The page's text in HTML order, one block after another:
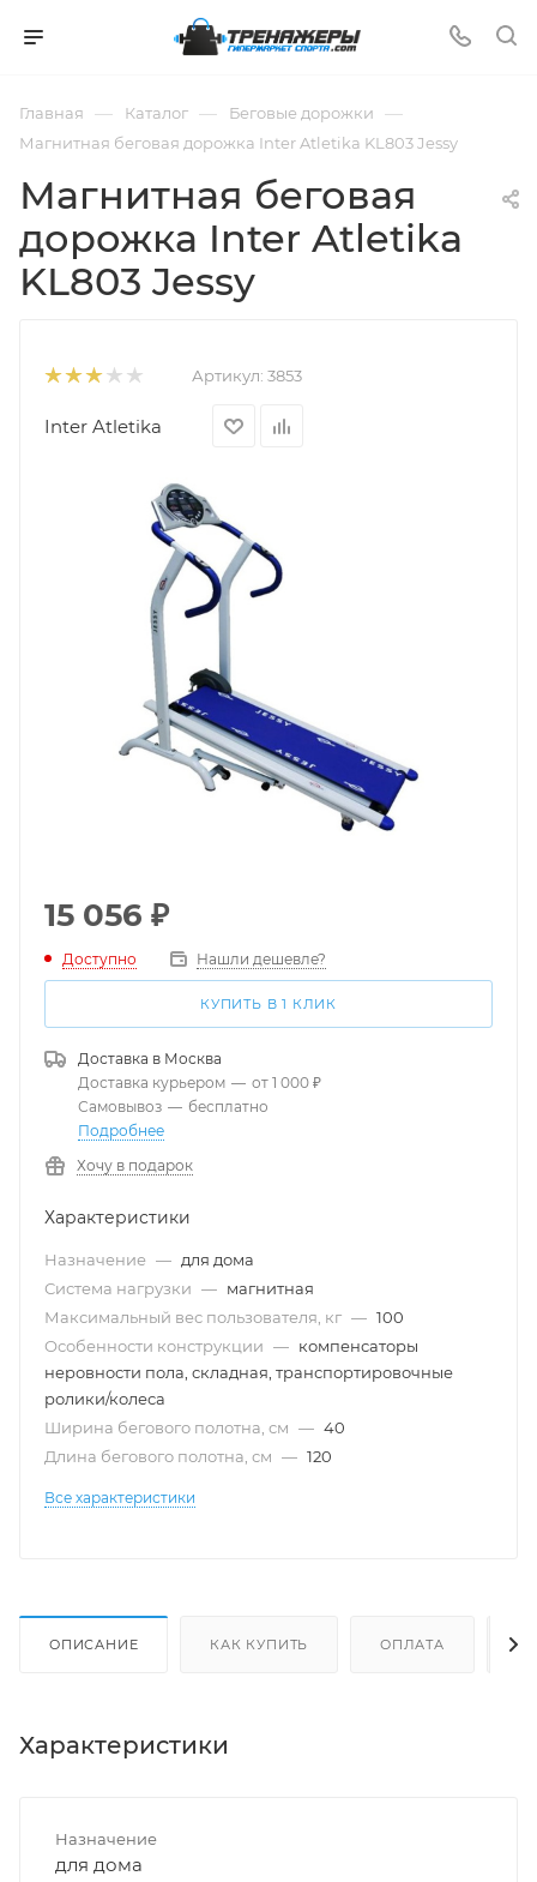
Главная — Каталог — Беговые дорожки —
Магнитная беговая дорожка Inter Atletika KL803 Jessy
Магнитная беговая
дорожка Inter Atletika
KL803 Jessy
Артикул: 3853
Inter Atletika
15 056 ₽
Доступно Нашли дешевле?
КУПИТЬ В 1 КЛИК
Доставка в Москва
Доставка курьером — от 1 000 ₽
Самовывоз — бесплатно
Подробнее
Хочу в подарок
Характеристики
Назначение — для дома
Система нагрузки — магнитная
Максимальный вес пользователя, кг — 100
Особенности конструкции — компенсаторы
неровности пола, складная, транспортировочные
ролики/колеса
Ширина бегового полотна, см — 40
Длина бегового полотна, см — 120
Все характеристики
ОПИСАНИЕ КАК КУПИТЬ ОПЛАТА
Характеристики
Назначение
для дома